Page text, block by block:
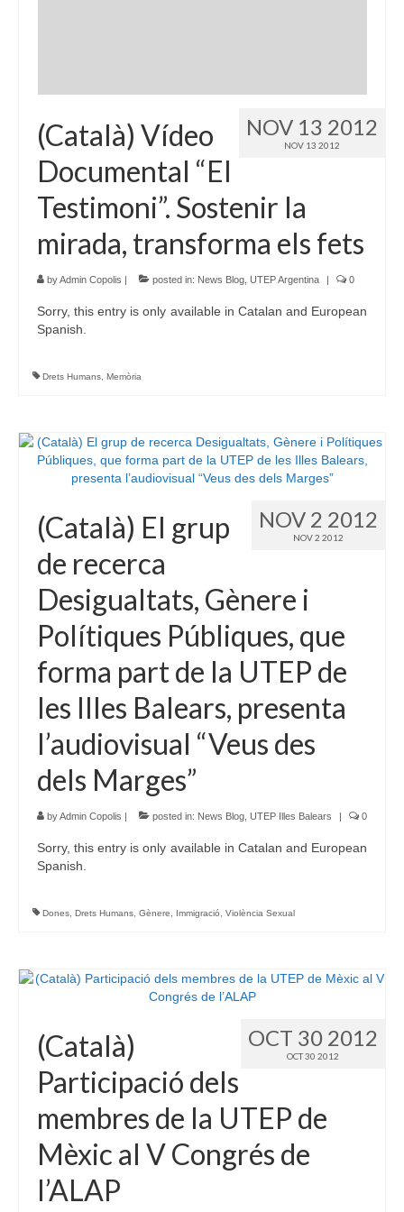
NOV 13 2012
NOV 13 2012
(Català) Vídeo
Documental “El
Testimoni”. Sostenir la
mirada, transforma els fets
byAdmin Copolis | posted in: News Blog UTEP Argentina | 0
Sorry, this entry is only available in Catalan and European
Spanish.
Drets Humans Memòria
NOV 2 2012
NOV 2 2012
(Català) El grup
de recerca
Desigualtats, Gènere i
Polítiques Públiques, que
forma part de la UTEP de
les Illes Balears, presenta
l’audiovisual “Veus des
dels Marges”
byAdmin Copolis | posted in: News Blog UTEP Illes Balears | 0
Sorry, this entry is only available in Catalan and European
Spanish.
Dones Drets Humans Gènere Immigració Violència Sexual
OCT 30 2012
OCT 30 2012
(Català)
Participació dels
membres de la UTEP de
Mèxic al V Congrés de
l’ALAP